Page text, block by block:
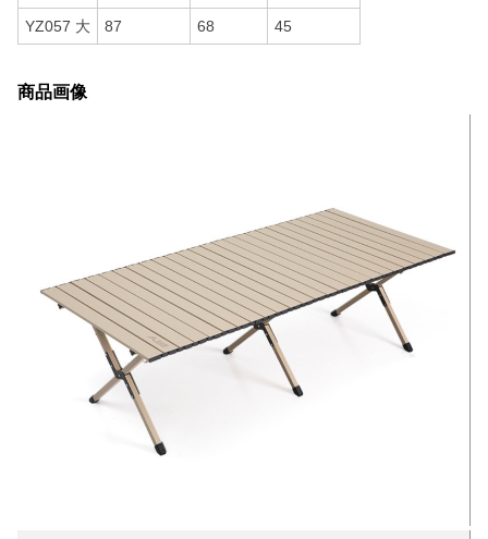
YZ057 大 87 68 45
商品画像